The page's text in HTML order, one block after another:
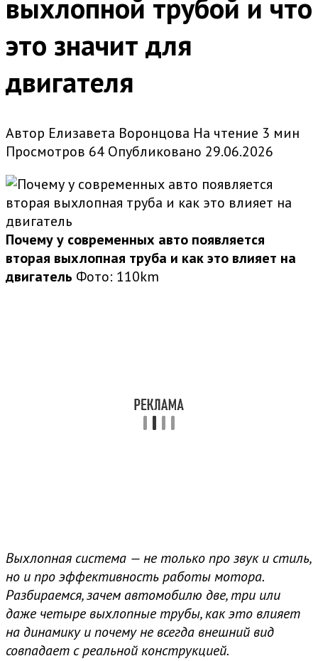
выхлопной трубой и что
это значит для
двигателя
Автор Елизавета Воронцова На чтение 3 мин
Просмотров 64 Опубликовано 29.06.2026
Почему у современных авто появляется
вторая выхлопная труба и как это влияет на
двигатель Фото: 110km
Выхлопная система — не только про звук и стиль,
но и про эффективность работы мотора.
Разбираемся, зачем автомобилю две, три или
даже четыре выхлопные трубы, как это влияет
на динамику и почему не всегда внешний вид
совпадает с реальной конструкцией.